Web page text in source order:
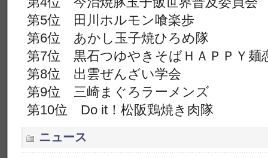
第5位 田川ホルモン喰楽歩
第6位 あかし玉子焼ひろめ隊
第7位 黒石つゆやきそばＨＡＰＰＹ麺
第8位 出雲ぜんざい学会
第9位 三崎まぐろラーメンズ
第10位 Do it！松阪鶏焼き肉隊
ニュース